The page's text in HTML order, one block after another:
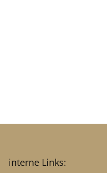
interne Links: